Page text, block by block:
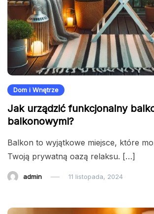
Dom i Wnętrze
Jak urządzić funkcjonalny
balkonowymi?
Balkon to wyjątkowe miejsce, które
Twoją prywatną oazą relaksu. […]
admin 11 listopada, 2024